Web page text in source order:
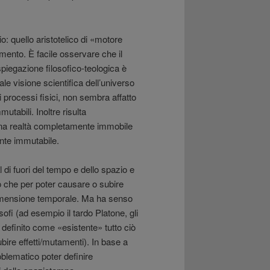
quello aristotelico di «motore
È facile osservare che il
filosofico-teologica è
visione scientifica dell’universo
fisici, non sembra affatto
Inoltre risulta
realtà completamente immobile
immutabile.
di fuori del tempo e dello spazio e
che per poter causare o subire
temporale. Ma ha senso
(ad esempio il tardo Platone, gli
come «esistente» tutto ciò
effetti/mutamenti). In base a
poter definire